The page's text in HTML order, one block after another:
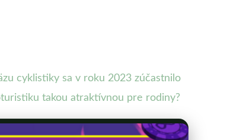
cyklistiky sa v roku 2023 zúčastnilo
takou atraktívnou pre rodiny?